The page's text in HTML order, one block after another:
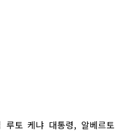
루토 케냐 대통령, 알베르토